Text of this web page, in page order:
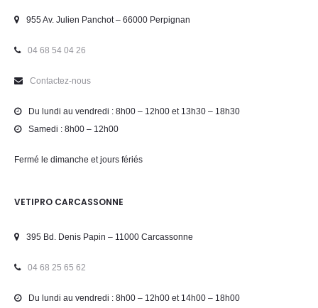
955 Av. Julien Panchot – 66000 Perpignan
04 68 54 04 26
Contactez-nous
Du lundi au vendredi : 8h00 – 12h00 et 13h30 – 18h30
Samedi : 8h00 – 12h00
Fermé le dimanche et jours fériés
VETIPRO CARCASSONNE
395 Bd. Denis Papin – 11000 Carcassonne
04 68 25 65 62
Du lundi au vendredi : 8h00 – 12h00 et 14h00 – 18h00